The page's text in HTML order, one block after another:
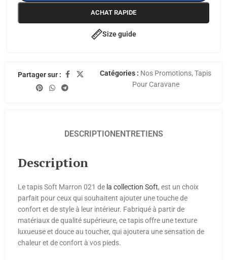
ACHAT RAPIDE
Size guide
Partager sur : Catégories : Nos Promotions, Tapis
Pour Caravane
DESCRIPTIONENTRETIENS
Description
Le tapis Soft Marron 021 de la collection Soft, est un choix
parfait pour ceux qui souhaitent ajouter une touche de
confort et de style à leur intérieur. Fabriqué à partir de
matériaux de qualité supérieure, ce tapis offre une texture
luxueuse et douce au toucher, qui ajoutera une sensation de
chaleur et de confort à vos pieds.